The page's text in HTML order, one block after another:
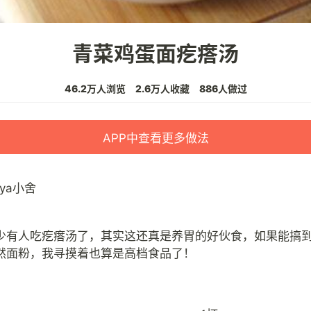
青菜鸡蛋面疙瘩汤
46.2万人浏览 2.6万人收藏 886人做过
APP中查看更多做法
小舍
有人吃疙瘩汤了，其实这还真是养胃的好伙食，如果能搞